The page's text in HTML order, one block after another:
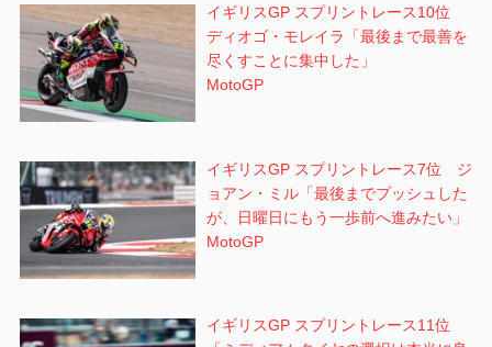
イギリスGP スプリントレース10位
ディオゴ・モレイラ「最後まで最善を
尽くすことに集中した」
MotoGP
イギリスGP スプリントレース7位 ジ
ョアン・ミル「最後までプッシュした
が、日曜日にもう一歩前へ進みたい」
MotoGP
イギリスGP スプリントレース11位